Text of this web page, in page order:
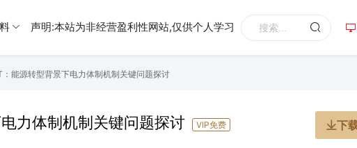
声明:本站为非经营盈利性网站,仅供个人学习
：能源转型背景下电力体制机制关键问题探讨
力体制机制关键问题探讨 VIP免费 下